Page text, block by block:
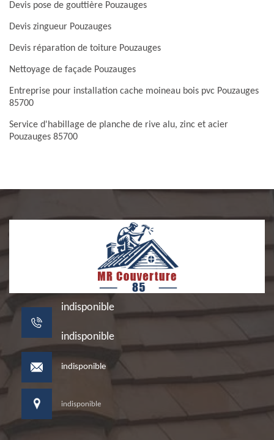
Devis pose de gouttière Pouzauges
Devis zingueur Pouzauges
Devis réparation de toiture Pouzauges
Nettoyage de façade Pouzauges
Entreprise pour installation cache moineau bois pvc Pouzauges
85700
Service d'habillage de planche de rive alu, zinc et acier
Pouzauges 85700
indisponible
indisponible
indisponible
indisponible